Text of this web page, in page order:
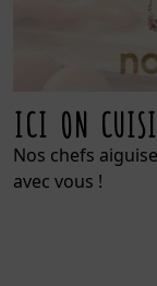
ICI ON
Nos chefs
avec vous !